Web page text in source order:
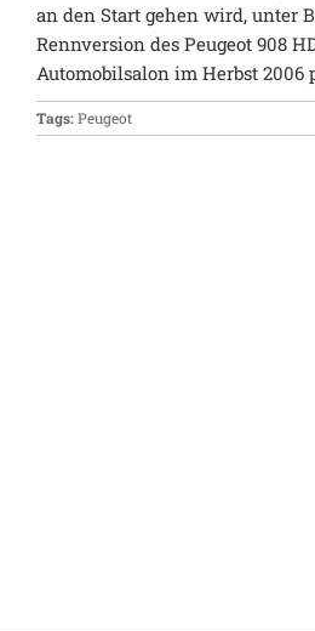
an den Start gehen wird, unter
Rennversion des Peugeot 908
Automobilsalon im Herbst
Tags: Peugeot